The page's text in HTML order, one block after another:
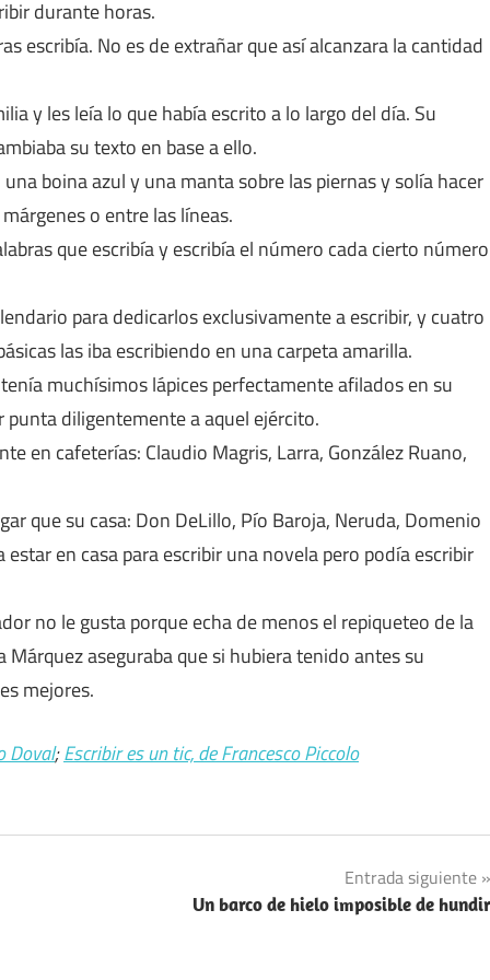
durante horas.
escribía. No es de extrañar que así alcanzara la cantidad
y les leía lo que había escrito a lo largo del día. Su
su texto en base a ello.
boina azul y una manta sobre las piernas y solía hacer
o entre las líneas.
que escribía y escribía el número cada cierto número
para dedicarlos exclusivamente a escribir, y cuatro
las iba escribiendo en una carpeta amarilla.
muchísimos lápices perfectamente afilados en su
diligentemente a aquel ejército.
en cafeterías: Claudio Magris, Larra, González Ruano,
que su casa: Don DeLillo, Pío Baroja, Neruda, Domenio
en casa para escribir una novela pero podía escribir
no le gusta porque echa de menos el repiqueteo de la
Márquez aseguraba que si hubiera tenido antes su
mejores.
Doval;Escribir es un tic, de Francesco Piccolo
Entrada siguiente
Un barco de hielo imposible de hundir